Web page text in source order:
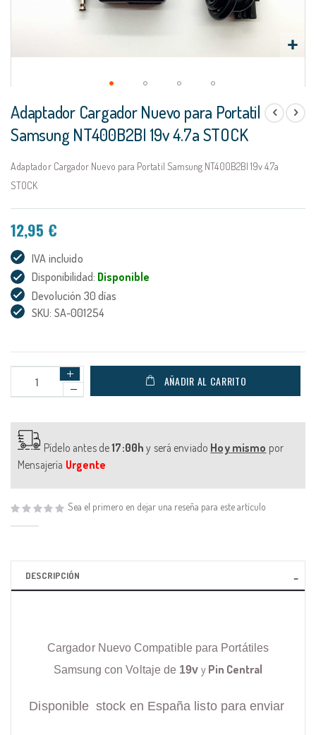
al
comienzo
de
galería
de
Adaptador Cargador Nuevo para Portatil
Samsung NT400B2BI 19v 4.7a STOCK
Adaptador Cargador Nuevo para Portatil Samsung NT400B2BI 19v 4.7a
STOCK
12,95 €
IVA incluido
Disponibilidad: Disponible
Devolución 30 días
SKU: SA-001254
AÑADIR AL CARRITO
Pídelo antes de17:00h y será enviado Hoy mismo por
Mensajería Urgente
Sea el primero en dejar una reseña para este artículo
DESCRIPCIÓN
Cargador Nuevo Compatible para Portátiles
Samsung con Voltaje de 19v y Pin Central
Disponible stock en España listo para enviar